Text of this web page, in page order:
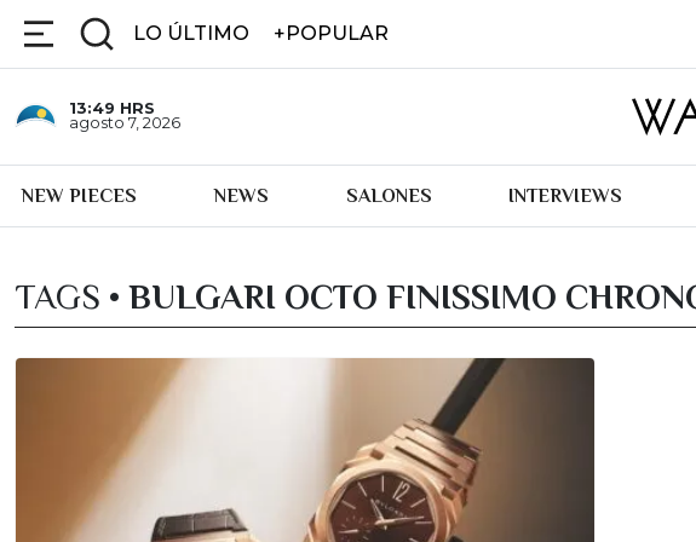
LO ÚLTIMO +POPULAR
13:49 HRS
agosto 7, 2026
NEW PIECES NEWS SALONES INTERVIEWS
TAGS • BULGARI OCTO FINISSIMO